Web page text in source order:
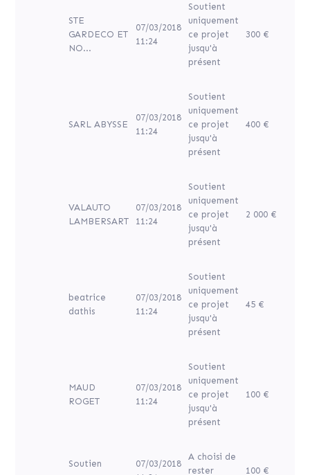
STE
GARDECO ET
NO...
07/03/2018
11:24
Soutient
uniquement
ce projet
jusqu'à
présent
300 €
SARL ABYSSE
07/03/2018
11:24
Soutient
uniquement
ce projet
jusqu'à
présent
400 €
VALAUTO
LAMBERSART
07/03/2018
11:24
Soutient
uniquement
ce projet
jusqu'à
présent
2 000 €
beatrice
dathis
07/03/2018
11:24
Soutient
uniquement
ce projet
jusqu'à
présent
45 €
MAUD
ROGET
07/03/2018
11:24
Soutient
uniquement
ce projet
jusqu'à
présent
100 €
Soutien
07/03/2018
A choisi de
rester
100 €